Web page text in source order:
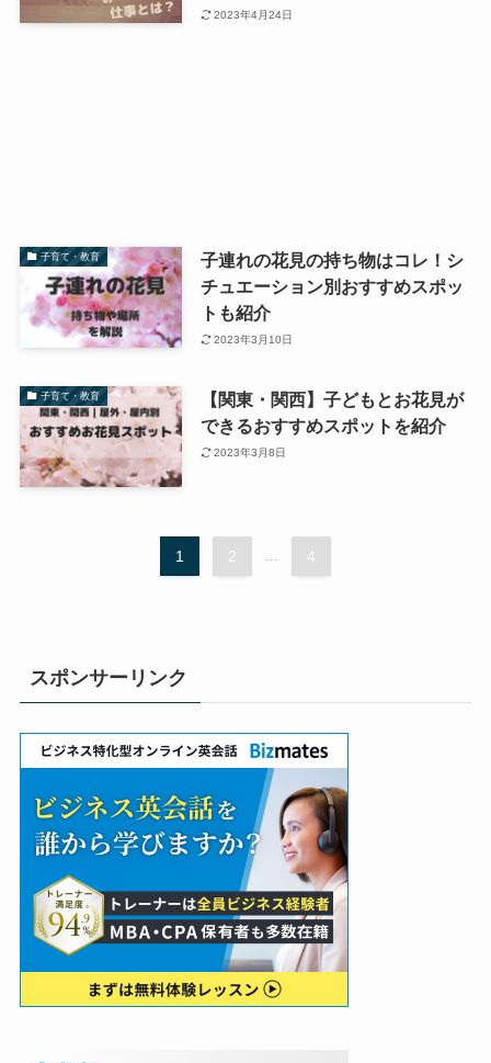
2023年4月24日
子育て・教育
子連れの花見の持ち物はコレ！シ
チュエーション別おすすめスポッ
トも紹介
2023年3月10日
子育て・教育
【関東・関西】子どもとお花見が
できるおすすめスポットを紹介
2023年3月8日
1 2 4
スポンサーリンク